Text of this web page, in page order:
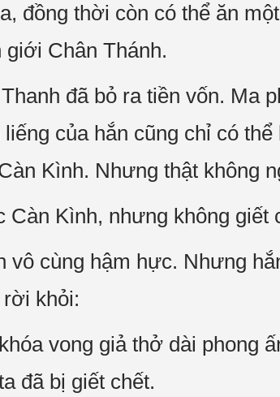
đồng thời còn có thể ăn
giới Chân Thánh.
đã bỏ ra tiền vốn. Ma
của hắn cũng chỉ có
Kình. Nhưng thật không
Càn Kình, nhưng không giết
vô cùng hậm hực. Nhưng
khỏi:
vong giả thở dài phong
đã bị giết chết.